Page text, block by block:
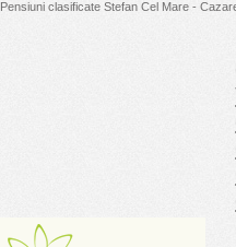
Pensiuni clasificate Stefan Cel Mare -